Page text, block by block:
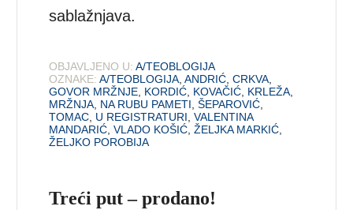
sablažnjava.
OBJAVLJENO U: A/TEOBLOGIJA
OZNAKE: A/TEOBLOGIJA ,ANDRIĆ ,CRKVA
GOVOR MRŽNJE KORDIĆ KOVAČIĆ KRLEŽA
MRŽNJA NA RUBU PAMETI ,ŠEPAROVIĆ
TOMAC U REGISTRATURI ,VALENTINA
MANDARIĆ ,VLADO KOŠIĆ ,ŽELJKA MARKIĆ
ŽELJKO POROBIJA
Treći put – prodano!